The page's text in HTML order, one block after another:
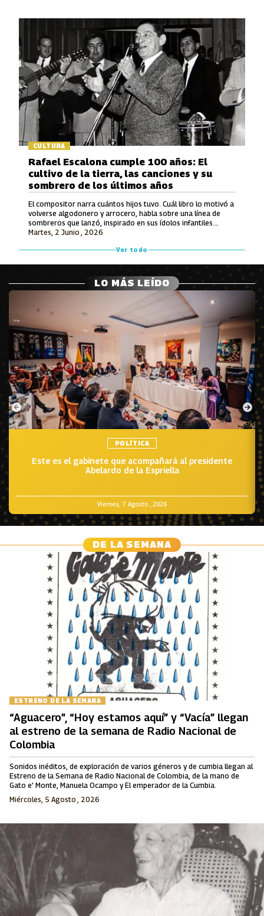
CULTURA
Martes, 2 Junio , 2026
Rafael Escalona cumple 100 años: El
cultivo de la tierra, las canciones y su
sombrero de los últimos años
El compositor narra cuántos hijos tuvo. Cuál libro lo motivó a
volverse algodonero y arrocero, habla sobre una línea de
sombreros que lanzó, inspirado en sus ídolos infantiles.
También recuerda lo que le ofrecieron por hacerle una
inédito que luego grabó Jorge Oñate.
Ver todo
LO MÁS LEÍDO
POLÍTICA
Viernes, 7 Agosto , 2026
Este es el gabinete que acompañará al presidente
Abelardo de la Espriella
DE LA SEMANA
ESTRENO DE LA SEMANA
“Aguacero”, “Hoy estamos aquí” y “Vacía” llegan
al estreno de la semana de Radio Nacional de
Colombia
Sonidos inéditos, de exploración de varios géneros y de cumbia llegan al
Estreno de la Semana de Radio Nacional de Colombia, de la mano de
Gato e' Monte, Manuela Ocampo y El emperador de la Cumbia.
Miércoles, 5 Agosto , 2026